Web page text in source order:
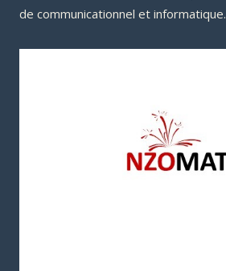
de communicationnel et informatique.